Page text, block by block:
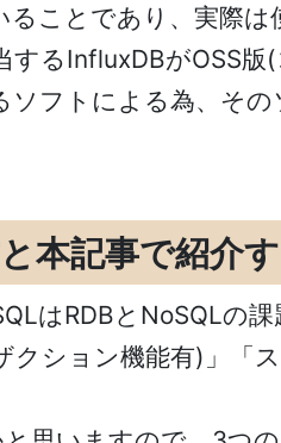
ことであり、実際は
するInfluxDBがOSS版(
ソフトによる為、そ
本記事で紹介
はRDBと NoSQLの課
クション機能有) 」「